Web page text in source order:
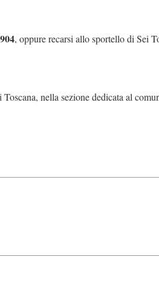
, oppure recarsi allo sportello di Sei
nella sezione dedicata al